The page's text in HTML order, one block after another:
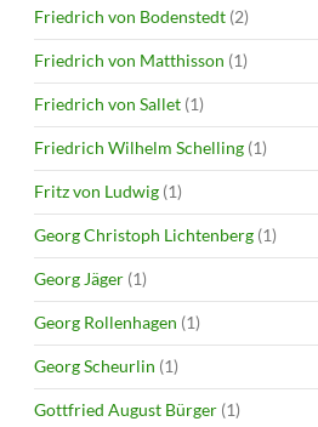
Friedrich von Bodenstedt (2)
Friedrich von Matthisson (1)
Friedrich von Sallet (1)
Friedrich Wilhelm Schelling (1)
Fritz von Ludwig (1)
Georg Christoph Lichtenberg (1)
Georg Jäger (1)
Georg Rollenhagen (1)
Georg Scheurlin (1)
Gottfried August Bürger (1)